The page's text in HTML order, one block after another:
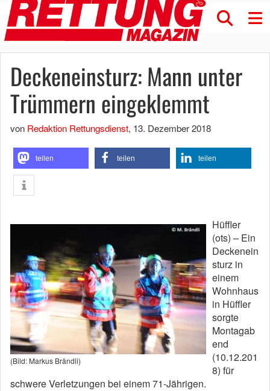
Deckeneinsturz: Mann unter
Trümmern eingeklemmt
von Redaktion Rettungsdienst, 13. Dezember 2018
teilen teilen teilen
(Bild: Markus Brändli)
Hüffler
(ots) – Ein
Deckenein
sturz in
einem
Wohnhaus
in Hüffler
sorgte
Montagab
end
(10.12.201
8) für
schwere Verletzungen bei einem 71-Jährigen.